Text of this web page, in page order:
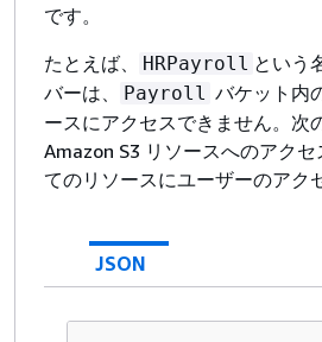
です。
たとえば、
HRPayroll という
バーは、
Payroll バケット内
ースにアクセスできません。次
Amazon S3 リソースへのアク
てのリソースにユーザーのアク
JSON